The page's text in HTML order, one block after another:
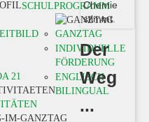
Der
Weg
...
SCHULPROGRAMM
21
GANZTAG
INDIVIDUELLE
FÖRDERUNG
ENGLISCH
BILINGUAL